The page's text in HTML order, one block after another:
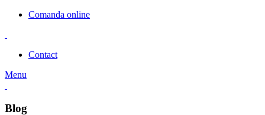
Comanda online
Contact
Menu
Blog